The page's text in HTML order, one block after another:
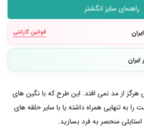
راهنمای سایز انگشتر
قوانین گارانتی
ایران
هرگز از مد نمی افتد. این طرح که با نگین های
به تنهایی همراه داشته یا با سایر حلقه های
منحصر به فرد بسازید.